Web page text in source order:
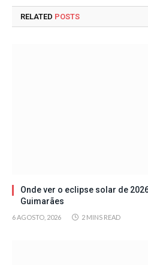
RELATED POSTS
Onde ver o eclipse solar de
Guimarães
6 AGOSTO, 2026 2 MINS READ